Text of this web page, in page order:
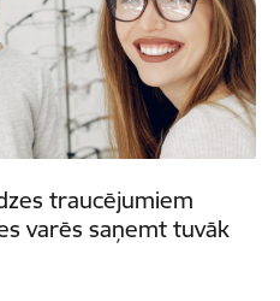
traucējumiem
varēs saņemt tuvāk